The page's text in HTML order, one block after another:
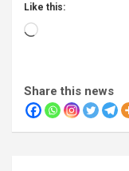
Like this:
Loading…
Share this news